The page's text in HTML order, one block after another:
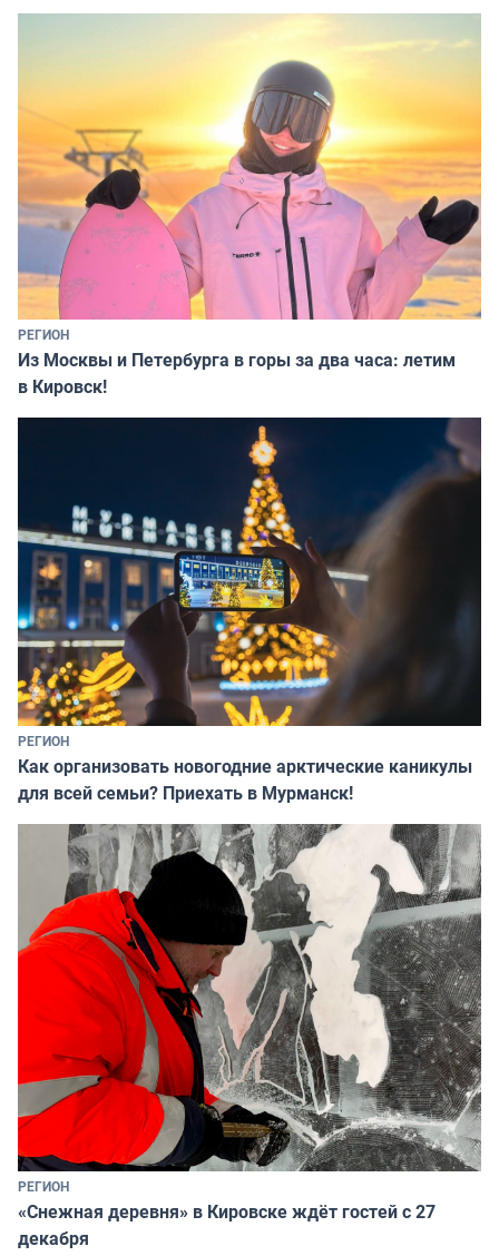
РЕГИОН
Из Москвы и Петербурга в горы за два часа: летим
в Кировск!
РЕГИОН
Как организовать новогодние арктические каникулы
для всей семьи? Приехать в Мурманск!
РЕГИОН
«Снежная деревня» в Кировске ждёт гостей с 27
декабря